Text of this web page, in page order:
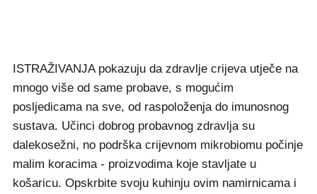
ISTRAŽIVANJA pokazuju da zdravlje crijeva utječe na
mnogo više od same probave, s mogućim
posljedicama na sve, od raspoloženja do imunosnog
sustava. Učinci dobrog probavnog zdravlja su
dalekosežni, no podrška crijevnom mikrobiomu počinje
malim koracima - proizvodima koje stavljate u
košaricu. Opskrbite svoju kuhinju ovim namirnicama i